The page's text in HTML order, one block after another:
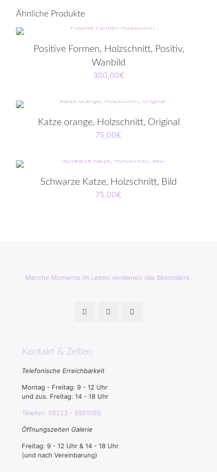
Ähnliche Produkte
Positive Formen, Holzschnitt, Positiv,
Wanbild
300,00€
Katze orange, Holzschnitt, Original
75,00€
Schwarze Katze, Holzschnitt, Bild
75,00€
Manche Momente im Leben verdienen das Besondere.
Kontakt & Zeiten
Telefonische Erreichbarkeit
Montag - Freitag: 9 - 12 Uhr
und zus. Freitag: 14 - 18 Uhr
Telefon: 05223 - 6551055
Öffnungszeiten Galerie
Freitag: 9 - 12 Uhr & 14 - 18 Uhr
(und nach Vereinbarung)